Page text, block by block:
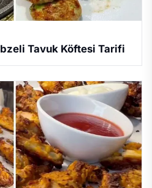
Tavuk Köftesi Tarifi